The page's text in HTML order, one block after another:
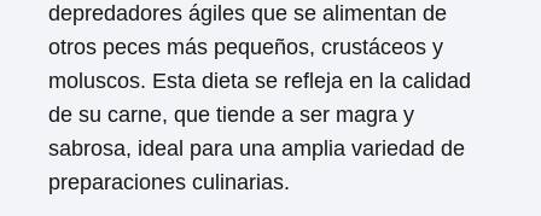
depredadores ágiles que se alimentan de
otros peces más pequeños, crustáceos y
moluscos. Esta dieta se refleja en la calidad
de su carne, que tiende a ser magra y
sabrosa, ideal para una amplia variedad de
preparaciones culinarias.